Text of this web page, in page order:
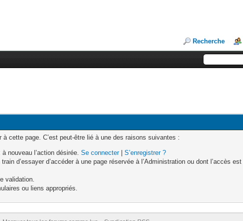
Recherche
cette page. C’est peut-être lié à une des raisons suivantes :
nouveau l’action désirée.Se connecter|S’enregistrer ?
d’essayer d’accéder à une page réservée à l’Administration ou dont l’accès
validation.
ou liens appropriés.